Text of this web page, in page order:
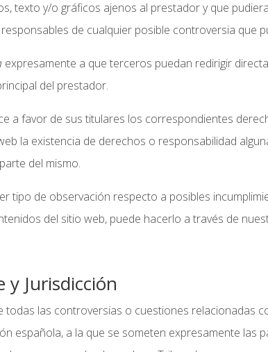
texto y/o gráficos ajenos al prestador y que
de cualquier posible controversia que
expresamente a que terceros puedan redirigir
del prestador.
a favor de sus titulares los correspondientes
la existencia de derechos o responsabilidad
del mismo.
tipo de observación respecto a posibles
del sitio web, puede hacerlo a través de
y Jurisdicción
todas las controversias o cuestiones relacionadas
española, a la que se someten expresamente